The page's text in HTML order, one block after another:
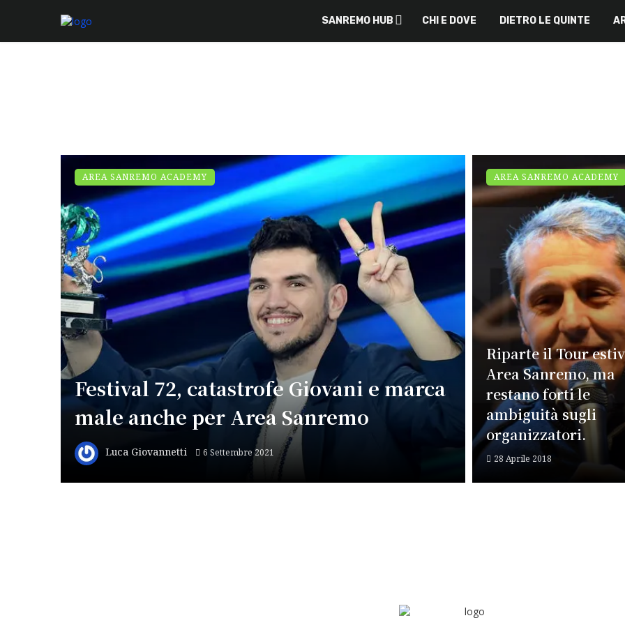
SANREMO HUB CHI E DOVE DIETRO LE QUINTE
Festival 72, catastrofe Giovani e marca
male anche per Area Sanremo
Luca Giovannetti 6 Settembre 2021
AREA SANREMO ACADEMY
Riparte il Tour
Area Sanremo, ma
restano forti le
ambiguità sugli
organizzatori.
28 Aprile 2018
AREA SANREMO ACADEMY